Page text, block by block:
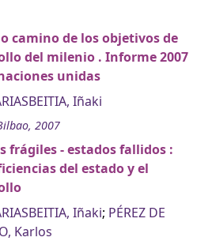
camino de los objetivos de
del milenio . Informe 2007
unidas
Iñaki
2007
frágiles - estados fallidos :
del estado y el
Iñaki; PÉREZ DE
Karlos